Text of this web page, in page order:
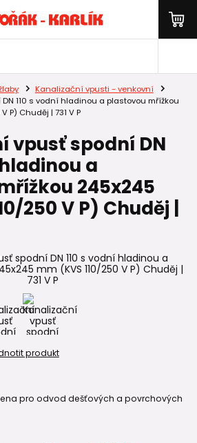
Kanalizační vpusti - venkovní
110 s vodní hladinou a plastovou mřížkou
P) Chuděj | 731 V P
vpusť spodní DN
a
245x245
250 V P) Chuděj |
produkt
pro odvod dešťových a povrchových